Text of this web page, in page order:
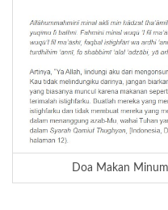
Doa Makan